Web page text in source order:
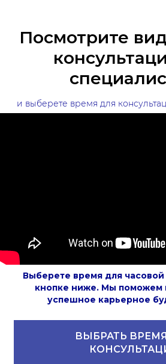
Посмотрите
и выберете время для
Выберете время для часовой
кнопке ниже. Мы поможем
успешное карьерное
ВЫБРАТЬ